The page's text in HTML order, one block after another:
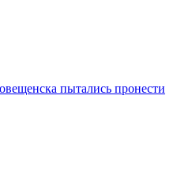
пытались пронести